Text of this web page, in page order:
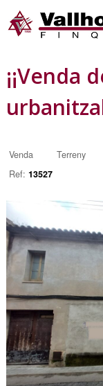
¡¡Venda
Venda Terreny
Ref: 13527